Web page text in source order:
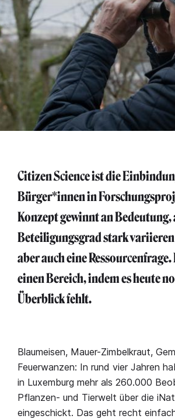
Citizen Science ist die
Bürger*innen in
Konzept gewinnt an Bedeutung,
Beteiligungsgrad stark
aber auch eine
einen Bereich, indem es heute
Überblick fehlt.
Blaumeisen, Mauer-Zimbelkraut,
Feuerwanzen: In rund vier Jahren
in Luxemburg mehr als 260.000
Pflanzen- und Tierwelt über die
eingeschickt. Das geht recht